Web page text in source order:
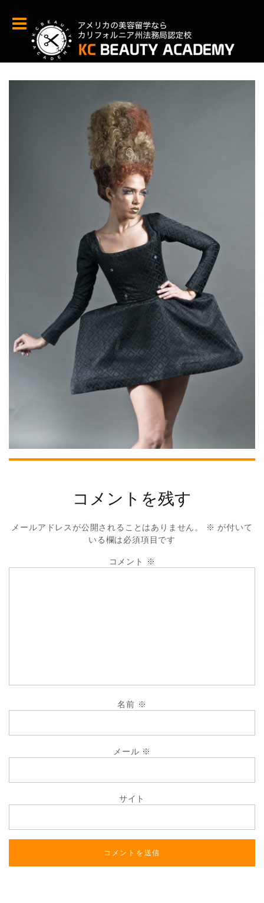
コメントを残す
メールアドレスが公開されることはありません。 ※ が付いて
いる欄は必須項目です
コメント ※
名前 ※
メール ※
サイト